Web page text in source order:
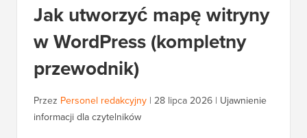
Jak utworzyć mapę witryny
w WordPress (kompletny
przewodnik)
Przez Personel redakcyjny | 28 lipca 2026 | Ujawnienie
informacji dla czytelników